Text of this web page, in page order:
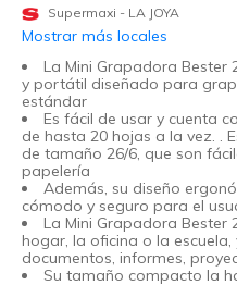
Supermaxi - LA JOYA
Mostrar más locales
La Mini Grapadora Bester
y portátil diseñado para
estándar
Es fácil de usar y cuenta
de hasta 20 hojas a la vez. .
de tamaño 26/6, que son
papelería
Además, su diseño
cómodo y seguro para el
La Mini Grapadora Bester
hogar, la oficina o la
documentos, informes,
Su tamaño compacto la